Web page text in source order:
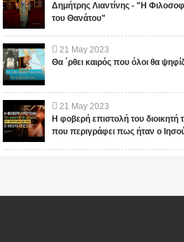
Δημήτρης Λιαντίνης - "Η
του Θανάτου"
21 May 2023
Θα ΄ρθει καιρός που όλοι θα
21 May 2023
Η φοβερή επιστολή του διοικητή
που περιγράφει πως ήταν ο